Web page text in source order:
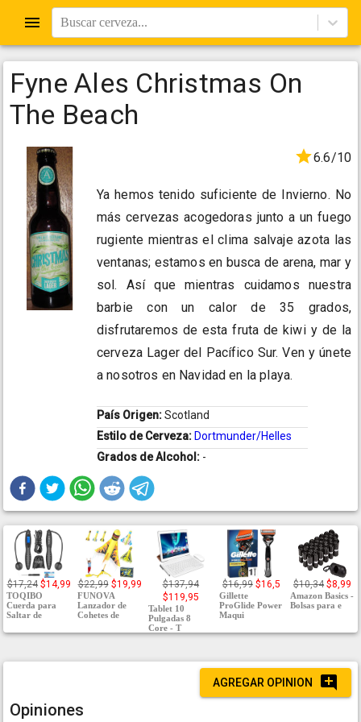
Buscar cerveza...
Fyne Ales Christmas On
The Beach
6.6/10
Ya hemos tenido suficiente de Invierno. No
más cervezas acogedoras junto a un fuego
rugiente mientras el clima salvaje azota las
ventanas; estamos en busca de arena, mar y
sol. Así que mientras cuidamos nuestra
barbie con un calor de 35 grados,
disfrutaremos de esta fruta de kiwi y de la
cerveza Lager del Pacífico Sur. Ven y únete
a nosotros en Navidad en la playa.
País Origen:Scotland
Estilo de Cerveza: Dortmunder/Helles
Grados de Alcohol: -
$17,24 $14,99
TOQIBO
Cuerda para
Saltar de
$22,99 $19,99
FUNOVA
Lanzador de
Cohetes de
$137,94
$119,95
Tablet 10
Pulgadas 8
Core - T
$16,99 $16,5
Gillette
ProGlide Power
Maqui
$10,34 $8,99
Amazon Basics -
Bolsas para e
AGREGAR OPINION
Opiniones